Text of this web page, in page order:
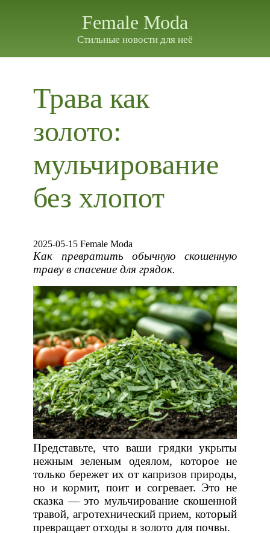
Female Moda
Стильные новости для неё
Трава как
золото:
мульчирование
без хлопот
2025-05-15 Female Moda
Как превратить обычную скошенную
траву в спасение для грядок.
Представьте, что ваши грядки укрыты
нежным зеленым одеялом, которое не
только бережет их от капризов природы,
но и кормит, поит и согревает. Это не
сказка — это мульчирование скошенной
травой, агротехнический прием, который
превращает отходы в золото для почвы.